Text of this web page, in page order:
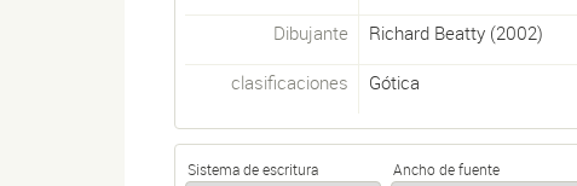
Dibujante Richard Beatty(2002)
clasificaciones Gótica
Sistema de escritura Ancho de fuente